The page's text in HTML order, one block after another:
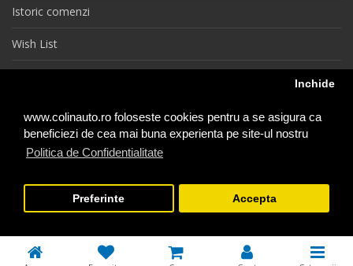
www.colinauto.ro foloseste cookies pentru a se asigura ca
beneficiezi de cea mai buna experienta pe site-ul nostru
Politica de Confidentialitate
Inchide
Preferinte Accepta
Istoric comenzi
Wish List
− 1 + Adauga in Cos